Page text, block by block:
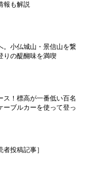
報も解説
。小仏城山・景信山を繋
りの醍醐味を満喫
ス！標高が一番低い百名
ーブルカーを使って登っ
投稿記事］